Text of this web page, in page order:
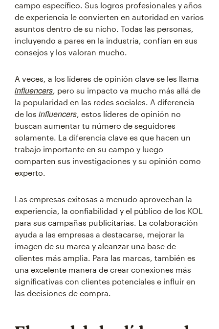
campo específico. Sus logros profesionales y años
de experiencia le convierten en autoridad en varios
asuntos dentro de su nicho. Todas las personas,
incluyendo a pares en la industria, confían en sus
consejos y los valoran mucho.
A veces, a los líderes de opinión clave se les llama
influencers, pero su impacto va mucho más allá de
la popularidad en las redes sociales. A diferencia
de los influencers, estos líderes de opinión no
buscan aumentar tu número de seguidores
solamente. La diferencia clave es que hacen un
trabajo importante en su campo y luego
comparten sus investigaciones y su opinión como
experto.
Las empresas exitosas a menudo aprovechan la
experiencia, la confiabilidad y el público de los KOL
para sus campañas publicitarias. La colaboración
ayuda a las empresas a destacarse, mejorar la
imagen de su marca y alcanzar una base de
clientes más amplia. Para las marcas, también es
una excelente manera de crear conexiones más
significativas con clientes potenciales e influir en
las decisiones de compra.